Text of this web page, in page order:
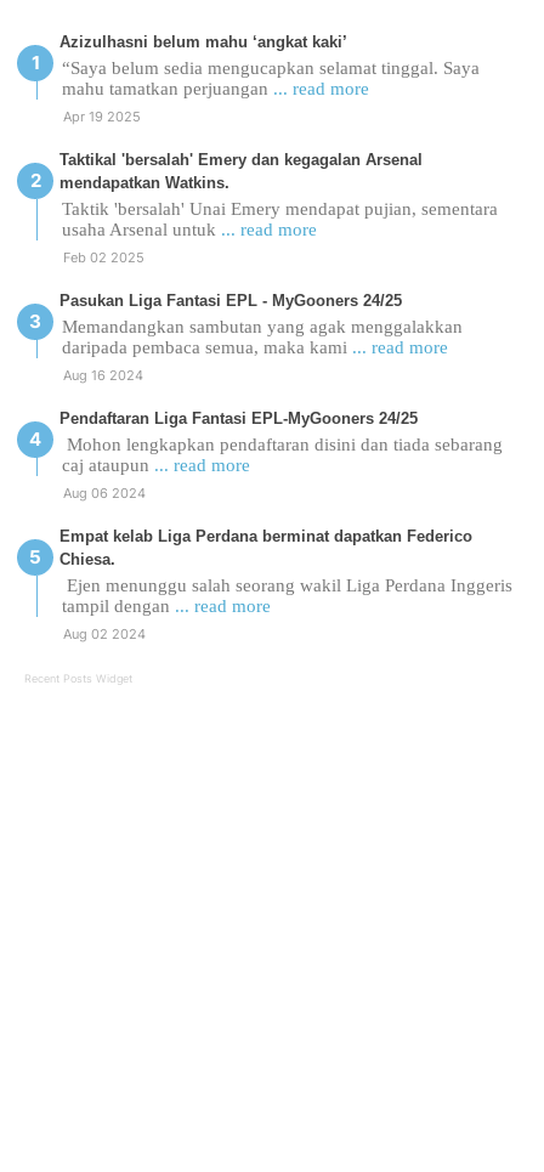
Azizulhasni belum mahu ‘angkat kaki’
“Saya belum sedia mengucapkan selamat tinggal. Saya
mahu tamatkan perjuangan ... read more
Apr 19 2025
Taktikal 'bersalah' Emery dan kegagalan Arsenal
mendapatkan Watkins.
Taktik 'bersalah' Unai Emery mendapat pujian, sementara
usaha Arsenal untuk ... read more
Feb 02 2025
Pasukan Liga Fantasi EPL - MyGooners 24/25
Memandangkan sambutan yang agak menggalakkan
daripada pembaca semua, maka kami ... read more
Aug 16 2024
Pendaftaran Liga Fantasi EPL-MyGooners 24/25
Mohon lengkapkan pendaftaran disini dan tiada sebarang
caj ataupun ... read more
Aug 06 2024
Empat kelab Liga Perdana berminat dapatkan Federico
Chiesa.
Ejen menunggu salah seorang wakil Liga Perdana Inggeris
tampil dengan ... read more
Aug 02 2024
Recent Posts Widget